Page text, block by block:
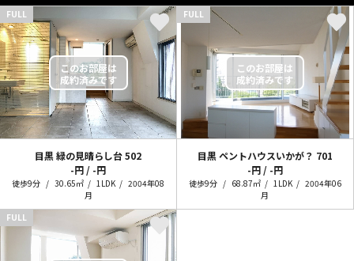
FULL
目黒 緑の見晴らし台502
-円 / -円
徒歩9分 30.65㎡ 1LDK
2004年08
月
FULL
目黒 ペントハウスいかが？ 701
-円 / -円
徒歩9分 68.87㎡ 1LDK
2004年06
月
FULL